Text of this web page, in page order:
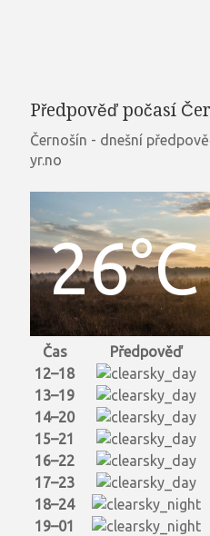
Předpověď počasí
Černošín - dnešní
yr.no
26°C
Čas Předpověď
12–18
13–19
14–20
15–21
16–22
17–23
18–24
19–01